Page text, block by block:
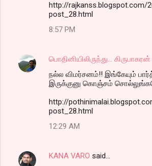
http://rajkanss.blogspot.com/
post_28.html
8:57 PM
பொதினியிலிருந்து... கிருபாகரன்
நல்ல விமர்சனம்!! இங்கேயும்
இருக்குனு கொஞ்சம்
http://
post_28.html
12:29 AM
KANA VARO said…